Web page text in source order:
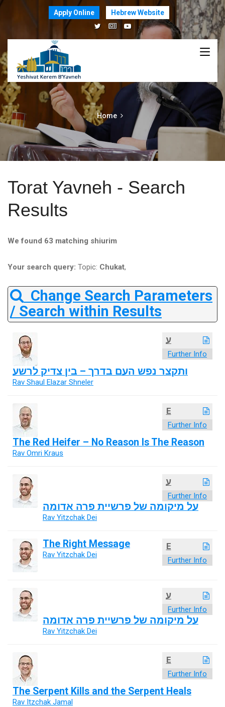
Apply Online Hebrew Website
Home
Torat Yavneh - Search
Results
We found 63 matching shiurim
Your search query: Topic: Chukat,
Change Search Parameters
/ Search within Results
ע
Further Info
ותקצר נפש העם בדרך – בין צדיק לרשע
Rav Shaul Elazar Shneler
E
Further Info
The Red Heifer – No Reason Is The Reason
Rav Omri Kraus
ע
Further Info
על מיקומה של פרשיית פרה אדומה
Rav Yitzchak Dei
E
Further Info
The Right Message
Rav Yitzchak Dei
ע
Further Info
על מיקומה של פרשיית פרה אדומה
Rav Yitzchak Dei
E
Further Info
The Serpent Kills and the Serpent Heals
Rav Itzchak Jamal